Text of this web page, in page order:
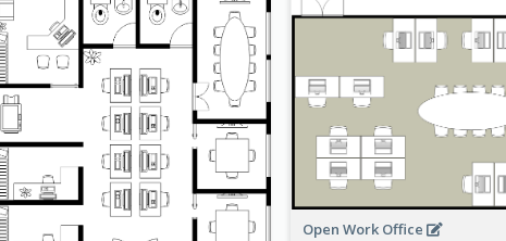
Open Work Office